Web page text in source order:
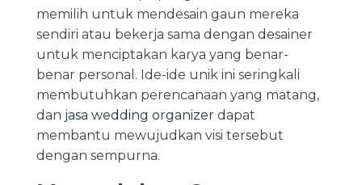
memilih untuk mendesain gaun mereka
sendiri atau bekerja sama dengan desainer
untuk menciptakan karya yang benar-
benar personal. Ide-ide unik ini seringkali
membutuhkan perencanaan yang matang,
dan jasa wedding organizerdapat
membantu mewujudkan visi tersebut
dengan sempurna.